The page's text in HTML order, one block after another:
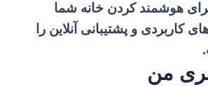
هوشمند کردن خانه شما
کاربردی و پشتیبانی آنلاین را
من